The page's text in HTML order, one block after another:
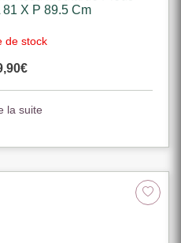
81 X P 89.5 Cm
de stock
€
la suite